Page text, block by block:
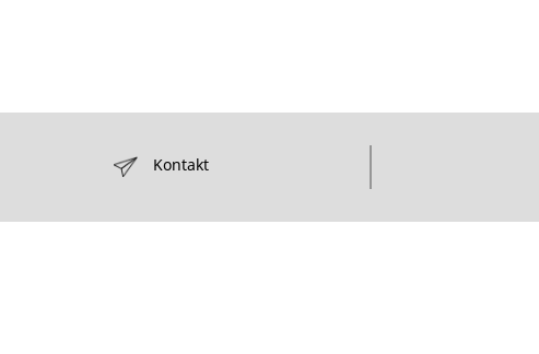
Kontakt